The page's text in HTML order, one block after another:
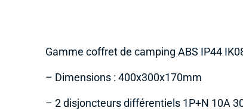
Gamme coffret de camping ABS IP44
– Dimensions : 400x300x170mm
– 2 disjoncteurs différentiels 1P+N 10A